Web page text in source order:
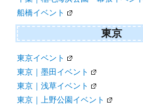
船橋イベント
東京
東京イベント
東京｜墨田イベント
東京｜浅草イベント
東京｜上野公園イベント